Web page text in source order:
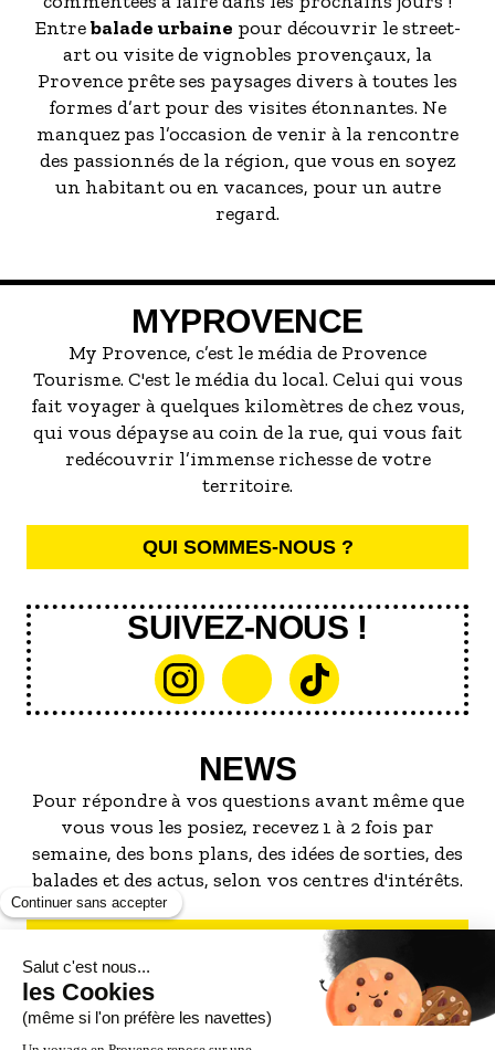
Entrebalade urbaine pour découvrir le street-
art ou visite de vignobles provençaux, la
Provence prête ses paysages divers à toutes les
formes d’art pour des visites étonnantes. Ne
manquez pas l’occasion de venir à la rencontre
des passionnés de la région, que vous en soyez
un habitant ou en vacances, pour un autre
regard.
MYPROVENCE
My Provence, c’est le média de Provence
Tourisme. C'est le média du local. Celui qui vous
fait voyager à quelques kilomètres de chez vous,
qui vous dépayse au coin de la rue, qui vous fait
redécouvrir l’immense richesse de votre
territoire.
QUI SOMMES-NOUS ?
SUIVEZ-NOUS !
NEWS
Pour répondre à vos questions avant même que
vous vous les posiez, recevez 1 à 2 fois par
semaine, des bons plans, des idées de sorties, des
balades et des actus, selon vos centres d'intérêts.
S'INSCRIRE À LA NEWSLETTER